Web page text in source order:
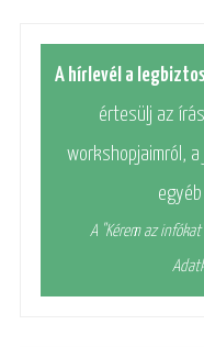
A hírlevél a
értesülj az
workshopjaimról,
A "Kérem az